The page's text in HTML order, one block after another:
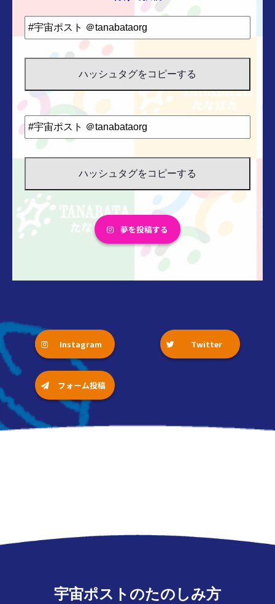
ハッシュタグをコピーする
ハッシュタグをコピーする
夢を投稿する
Instagram Twitter
フォーム投稿
宇宙ポストのたのしみ方